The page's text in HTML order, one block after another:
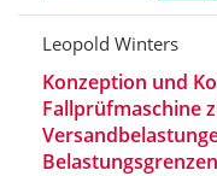
Leopold Winters
Konzeption und
Fallprüfmaschine